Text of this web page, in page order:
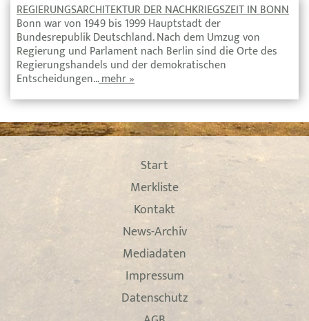
REGIERUNGSARCHITEKTUR DER NACHKRIEGSZEIT IN BONN
Bonn war von 1949 bis 1999 Hauptstadt der
Bundesrepublik Deutschland. Nach dem Umzug von
Regierung und Parlament nach Berlin sind die Orte des
Regierungshandels und der demokratischen
Entscheidungen…mehr »
Start
Merkliste
Kontakt
News-Archiv
Mediadaten
Impressum
Datenschutz